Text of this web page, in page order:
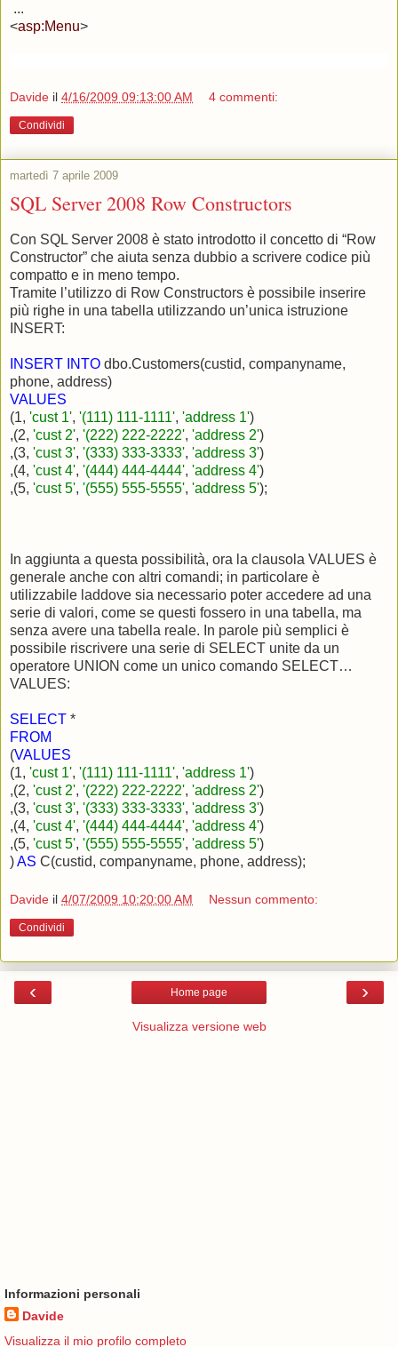
...
<asp:Menu>
Davide il 4/16/2009 09:13:00 AM 4 commenti:
Condividi
martedì 7 aprile 2009
SQL Server 2008 Row Constructors
Con SQL Server 2008 è stato introdotto il concetto di “Row
Constructor” che aiuta senza dubbio a scrivere codice più
compatto e in meno tempo.
Tramite l’utilizzo di Row Constructors è possibile inserire
più righe in una tabella utilizzando un’unica istruzione
INSERT:
INSERT INTO dbo.Customers(custid, companyname,
phone, address)
VALUES
(1, 'cust 1', '(111) 111-1111', 'address 1')
,(2, 'cust 2', '(222) 222-2222', 'address 2')
,(3, 'cust 3', '(333) 333-3333', 'address 3')
,(4, 'cust 4', '(444) 444-4444', 'address 4')
,(5, 'cust 5', '(555) 555-5555', 'address 5');
In aggiunta a questa possibilità, ora la clausola VALUES è
generale anche con altri comandi; in particolare è
utilizzabile laddove sia necessario poter accedere ad una
serie di valori, come se questi fossero in una tabella, ma
senza avere una tabella reale. In parole più semplici è
possibile riscrivere una serie di SELECT unite da un
operatore UNION come un unico comando SELECT…
VALUES:
SELECT *
FROM
(VALUES
(1, 'cust 1', '(111) 111-1111', 'address 1')
,(2, 'cust 2', '(222) 222-2222', 'address 2')
,(3, 'cust 3', '(333) 333-3333', 'address 3')
,(4, 'cust 4', '(444) 444-4444', 'address 4')
,(5, 'cust 5', '(555) 555-5555', 'address 5')
)AS C(custid, companyname, phone, address);
Davide il 4/07/2009 10:20:00 AM Nessun commento:
Condividi
‹ ›
Home page
Visualizza versione web
Informazioni personali
Davide
Visualizza il mio profilo completo